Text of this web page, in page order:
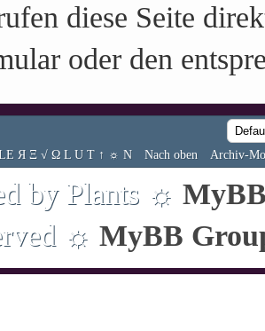
diese Seite
oder den
Я Ξ √ Ω L U T ↑ ☼ N Nach oben Archiv-
by Plants ☼
☼ MyBB